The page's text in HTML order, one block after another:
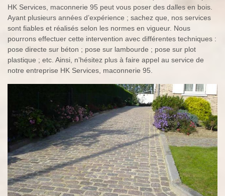
HK Services, maconnerie 95 peut vous poser des dalles en bois.
Ayant plusieurs années d’expérience ; sachez que, nos services
sont fiables et réalisés selon les normes en vigueur. Nous
pourrons effectuer cette intervention avec différentes techniques :
pose directe sur béton ; pose sur lambourde ; pose sur plot
plastique ; etc. Ainsi, n’hésitez plus à faire appel au service de
notre entreprise HK Services, maconnerie 95.